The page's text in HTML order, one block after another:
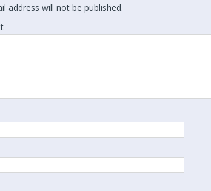
address will not be published.